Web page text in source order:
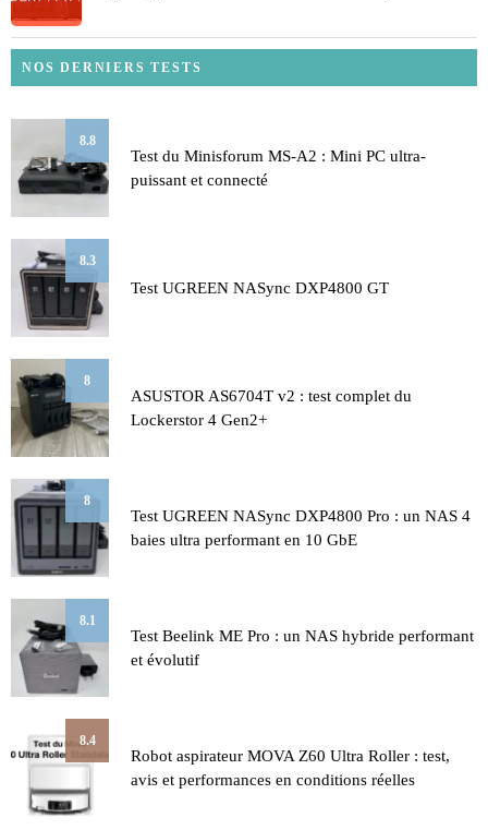
NOS DERNIERS TESTS
8.8
Test du Minisforum MS-A2 : Mini PC ultra-
puissant et connecté
8.3
Test UGREEN NASync DXP4800 GT
8
ASUSTOR AS6704T v2 : test complet du
Lockerstor 4 Gen2+
8
Test UGREEN NASync DXP4800 Pro : un NAS 4
baies ultra performant en 10 GbE
8.1
Test Beelink ME Pro : un NAS hybride performant
et évolutif
8.4
Robot aspirateur MOVA Z60 Ultra Roller : test,
avis et performances en conditions réelles